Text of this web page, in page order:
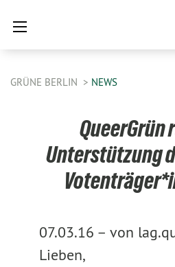
GRÜNE BERLIN NEWS
QueerGrün
Unterstützung
07.03.16 – von
Lieben,